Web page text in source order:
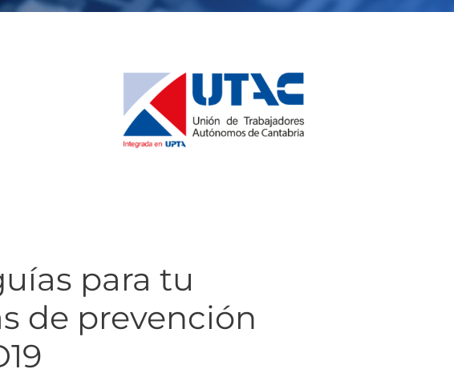
para tu
de prevención